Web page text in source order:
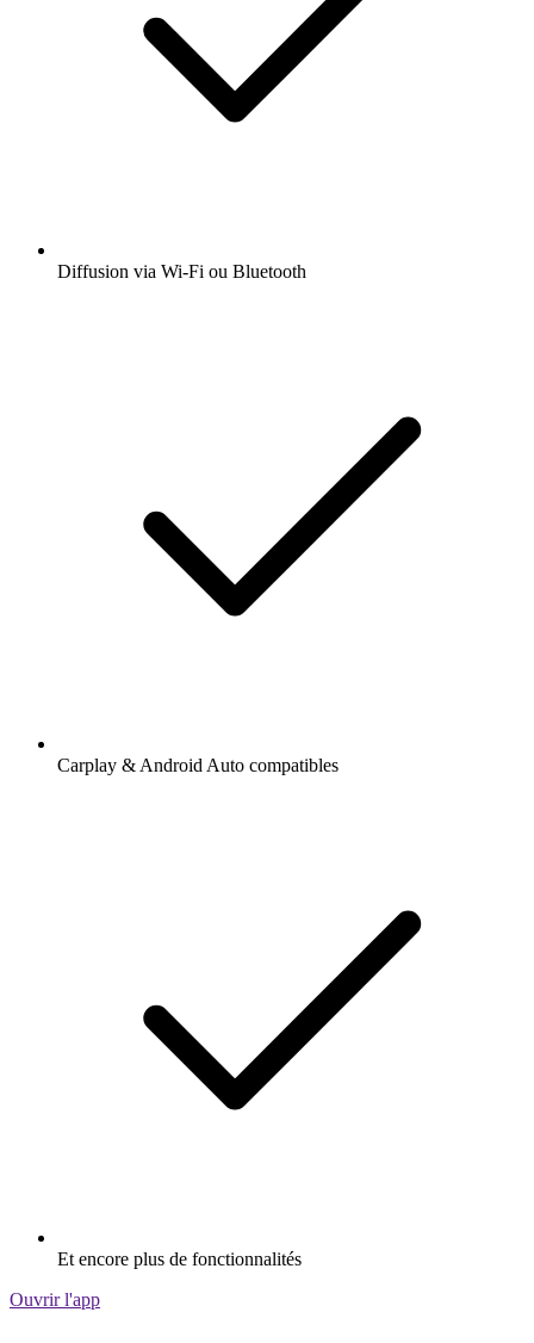
Diffusion via Wi-Fi ou Bluetooth
Carplay & Android Auto compatibles
Et encore plus de fonctionnalités
Ouvrir l'app